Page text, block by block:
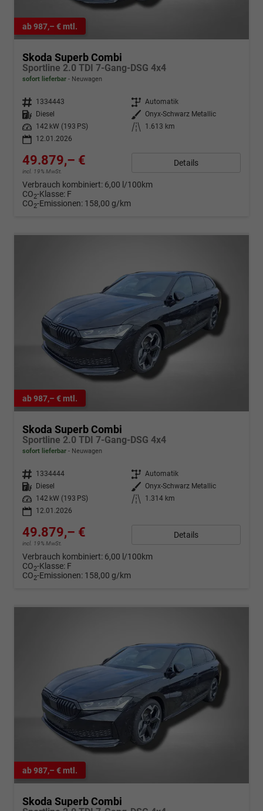
ab 987,– € mtl.
Skoda Superb Combi
Sportline 2.0 TDI 7-Gang-DSG 4x4
sofort lieferbar Neuwagen
Fahrzeugnr. 1334443 Getriebe Automatik
Kraftstoff
Diesel Außenfarbe Onyx-Schwarz Metallic
Leistung
142 kW (193 PS) Kilometerstand
1.613 km
12.01.2026
49.879,– €
incl. 19% MwSt.
Details
Verbrauch kombiniert: 6,00 l/100km
CO2-Klasse: F
CO2-Emissionen: 158,00 g/km
ab 987,– € mtl.
Skoda Superb Combi
Sportline 2.0 TDI 7-Gang-DSG 4x4
sofort lieferbar Neuwagen
Fahrzeugnr. 1334444 Getriebe Automatik
Kraftstoff
Diesel Außenfarbe Onyx-Schwarz Metallic
Leistung
142 kW (193 PS) Kilometerstand
1.314 km
12.01.2026
49.879,– €
incl. 19% MwSt.
Details
Verbrauch kombiniert: 6,00 l/100km
CO2-Klasse: F
CO2-Emissionen: 158,00 g/km
ab 987,– € mtl.
Skoda Superb Combi